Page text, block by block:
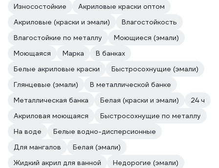
Износостойкие
Акриловые краски оптом
Акриловые (краски и эмали)
Влагостойкость
Влагостойкие по металлу
Моющиеся (эмали)
Моющаяся
Марка
В банках
Белые акриловые краски
Быстросохнущие (эмали)
Глянцевые (эмали)
В металлической банке
Металлическая банка
Белая (краски и эмали)
24 ч
Акриловая моющаяся
Быстросохнущие по металлу
На воде
Белые водно-дисперсионные
Для мангалов
Белая (эмали)
Жидкий акрил для ванной
Недорогие (эмали)